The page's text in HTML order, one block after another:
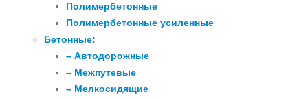
Полимербетонные
Полимербетонные усиленные
Бетонные:
– Автодорожные
– Межпутевые
– Мелкосидящие